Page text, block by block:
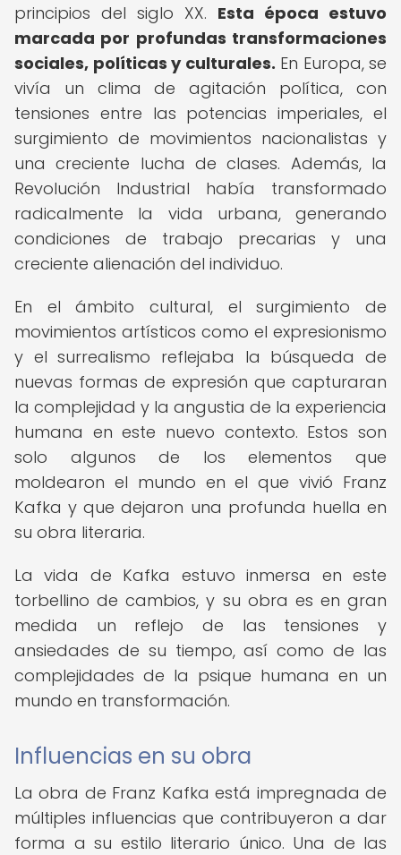
principios del siglo XX. Esta época estuvo
marcada por profundas transformaciones
sociales, políticas y culturales. En Europa, se
vivía un clima de agitación política, con
tensiones entre las potencias imperiales, el
surgimiento de movimientos nacionalistas y
una creciente lucha de clases. Además, la
Revolución Industrial había transformado
radicalmente la vida urbana, generando
condiciones de trabajo precarias y una
creciente alienación del individuo.
En el ámbito cultural, el surgimiento de
movimientos artísticos como el expresionismo
y el surrealismo reflejaba la búsqueda de
nuevas formas de expresión que capturaran
la complejidad y la angustia de la experiencia
humana en este nuevo contexto. Estos son
solo algunos de los elementos que
moldearon el mundo en el que vivió Franz
Kafka y que dejaron una profunda huella en
su obra literaria.
La vida de Kafka estuvo inmersa en este
torbellino de cambios, y su obra es en gran
medida un reflejo de las tensiones y
ansiedades de su tiempo, así como de las
complejidades de la psique humana en un
mundo en transformación.
Influencias en su obra
La obra de Franz Kafka está impregnada de
múltiples influencias que contribuyeron a dar
forma a su estilo literario único. Una de las